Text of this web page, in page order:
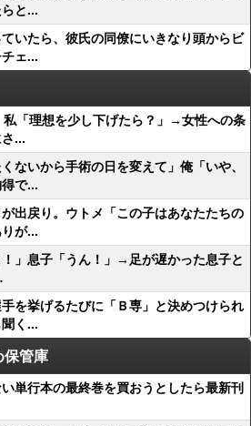
と...
いたら、彼氏の同僚にいきなり頭からビ
ェ...
「理想を少し下げたら？」→女性への条
...
ないから手術の日を変えて」俺「いや、
で...
出戻り。ウトメ「この子はあなたたちの
が...
」息子「うん！」→足が遅かった息子と
を挙げるたびに「Ｂ専」と決めつけられ
く...
保管庫
単行本の最終巻を買おうとしたら最新刊